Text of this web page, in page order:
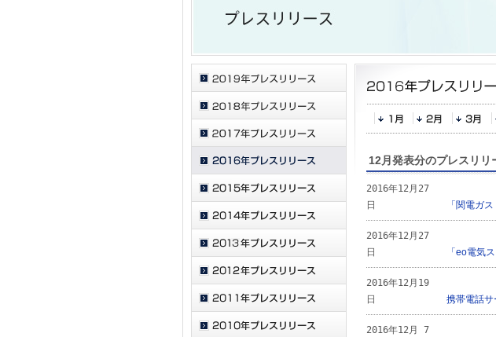
12月発表分のプレスリリ
2016年12月27
日
「関電ガ
2016年12月27
日
「eo電気
2016年12月19
日
携帯電話サ
2016年12月 7